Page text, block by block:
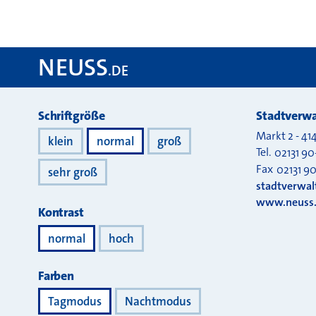
NEUSS.DE
Darstellung
Schriftgröße
klein normal
groß
sehr groß
Kontrast
normal hoch
Farben
Tagmodus Nachtmodus
Markt 2-
Tel. 02131
Fax 02131